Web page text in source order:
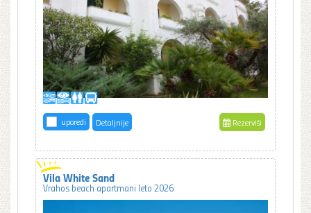
uporedi Detaljnije Rezerviši
Vila White Sand
Vrahos beach apartmani leto 2026